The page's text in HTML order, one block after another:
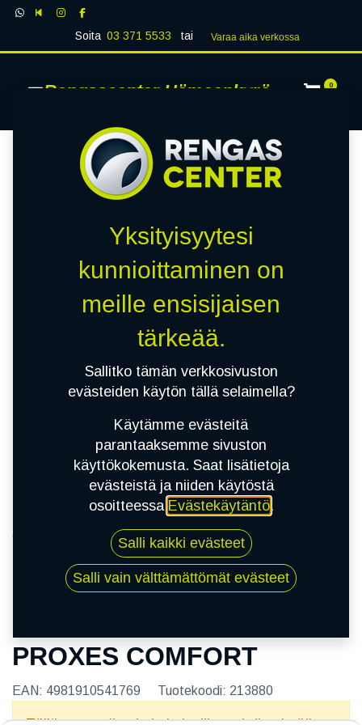
Soita 03 371 5533 tai Varaa aika verk​​​​ossa
Rengascenter Hämeenkyrö 0
195/60R15 88V TOYO PROXES COMFORT
PROXES COMFORT
EAN: 4981910541769 Tuotekoodi: 213880
Yksityisyytesi
kunnioittaminen on
meille ensisijaisen
tärkeää.
Sallitko tämän verkkosivuston
evästeiden käytön tällä selaimella?
Käytämme evästeitä
parantaaksemme sivuston
käyttökokemusta. Saat lisätietoja
evästeistä ja niiden käytöstä
osoitteessa Evästekäytäntö.
Salli kaikki evästeet
Salli vain välttämättömät evästeet